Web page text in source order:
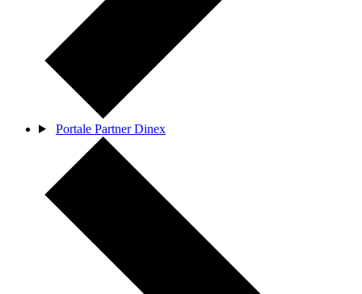
Portale Partner Dinex